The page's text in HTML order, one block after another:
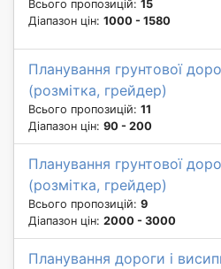
Всього пропозицій: 15
Діапазон цін: 1000 - 1580
Планування грунтової
(розмітка, грейдер)
Всього пропозицій: 11
Діапазон цін: 90 - 200
Планування грунтової
(розмітка, грейдер)
Всього пропозицій: 9
Діапазон цін: 2000 - 3000
Планування дороги і